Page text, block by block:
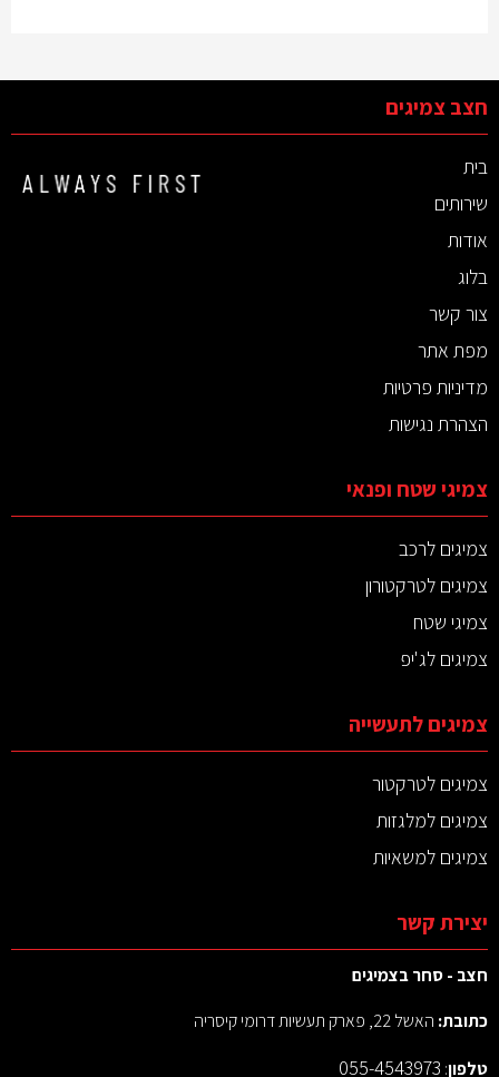
חצב צמיגים
בית
שירותים
אודות
בלוג
צור קשר
מפת אתר
מדיניות פרטיות
הצהרת נגישות
צמיגי שטח ופנאי
צמיגים לרכב
צמיגים לטרקטורון
צמיגי שטח
צמיגים לג'יפ
צמיגים לתעשייה
צמיגים לטרקטור
צמיגים למלגזות
צמיגים למשאיות
יצירת קשר
חצב - סחר בצמיגים
כתובת: האשל 22, פארק תעשיות דרומי קיסריה
טלפון:
055-4543973